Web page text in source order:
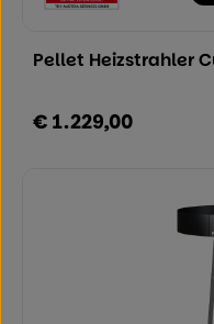
Pellet Heizstrahler
Regulärer Preis:
€ 1.229,00